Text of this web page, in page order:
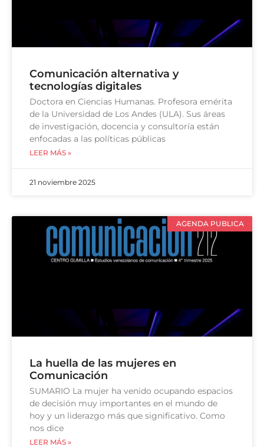
Comunicación alternativa y
tecnologías digitales
Doctora en Ciencias Humanas. Profesora emérita
de la Universidad de Los Andes (ULA). Sus áreas
de investigación, docencia y consultoría están
enfocadas a las políticas públicas
LEER MÁS »
21 noviembre 2025
AGENDA PUBLICA
La huella de las mujeres en
Comunicación
SUMARIO La mujer ha venido ocupando espacios
de decisión muy importantes en el mundo de
hoy y un liderazgo más que significativo. Como
nos dice
LEER MÁS »